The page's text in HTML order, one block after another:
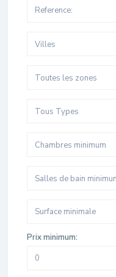
Villes
Toutes les zones
Tous Types
Chambres minimum
Salles de bain
Prix minimum: